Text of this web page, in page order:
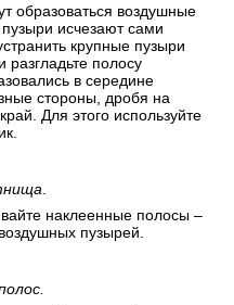
образоваться воздушные
исчезают сами
крупные пузыри
разгладьте полосу
в середине
стороны, дробя на
Для этого используйте
.
наклеенные полосы –
пузырей.